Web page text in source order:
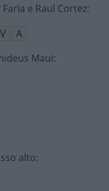
e Raul Cortez:
V
A
Maui:
alto: